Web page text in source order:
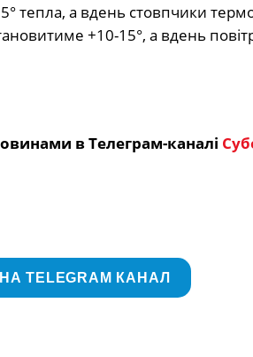
тепла, а вдень стовпчики
+10-15°, а вдень
в Телеграм-каналі
TELEGRAM КАНАЛ